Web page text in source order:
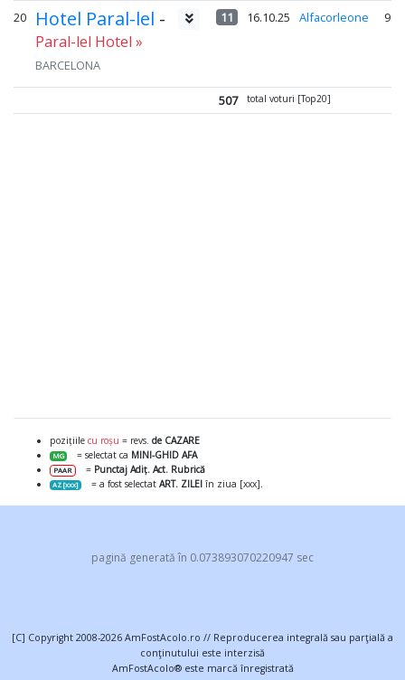
20 Hotel Paral-lel -
Paral-lel Hotel »
BARCELONA
11 16.10.25 Alfacorleone
507 total voturi [Top20]
pozițiile cu roșu = revs. de CAZARE
MG = selectat ca MINI-GHID AFA
PAAR = Punctaj Adiț. Act. Rubrică
AZ [xxx] = a fost selectatART. ZILEI în ziua [xxx].
pagină generată în 0.073893070220947 sec
[C] Copyright 2008-2026 AmFostAcolo.ro // Reproducerea integrală sau parţială a
conţinutului este interzisă
AmFostAcolo® este marcă înregistrată